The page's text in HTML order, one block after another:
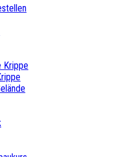
Krippe